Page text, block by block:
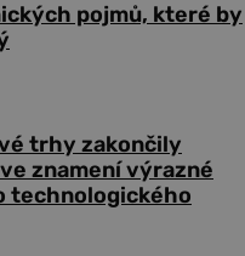
pojmů, které by
trhy zakončily
znamení výrazné
technologického